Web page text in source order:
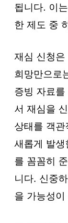
됩니다. 이
한 제도 중
재심 신청
희망만으로
증빙 자료
서 재심을
상태를 객
새롭게 발
를 꼼꼼히
니다. 신중
을 가능성